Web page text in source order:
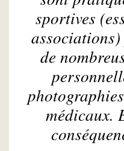
sportives
de
médicaux.